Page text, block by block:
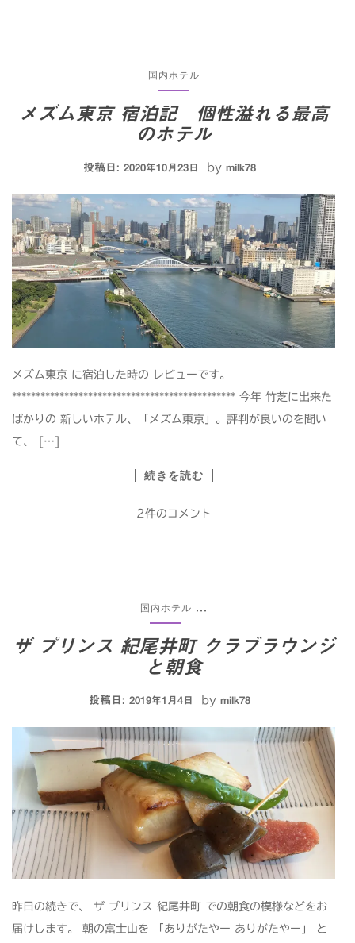
国内ホテル
メズム東京 宿泊記 個性溢れる最高
のホテル
投稿日: 2020年10月23日 by milk78
メズム東京 に宿泊した時の レビューです。
*********************************************** 今年 竹芝に出来た
ばかりの 新しいホテル、「メズム東京」。評判が良いのを聞い
て、 […]
続きを読む
2件のコメント
国内ホテル
ザ プリンス 紀尾井町 クラブラウンジ
と朝食
投稿日: 2019年1月4日 by milk78
昨日の続きで、 ザ プリンス 紀尾井町 での朝食の模様などをお
届けします。 朝の富士山を 「ありがたやー ありがたやー」 と